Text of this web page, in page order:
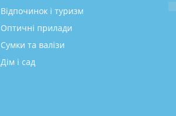
Відпочинок і туризм
Оптичні прилади
Сумки та валізи
Дім і сад